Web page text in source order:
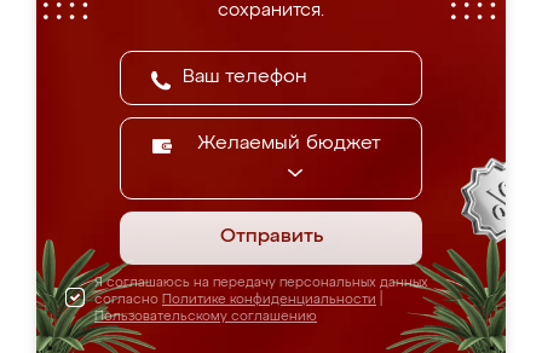
сохранится.
Желаемый бюджет
Отправить
Я соглашаюсь на передачу персональных данных
согласно Политике конфиденциальности
Пользовательскому соглашению